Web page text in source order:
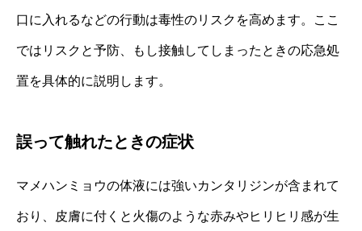
口に入れるなどの行動は毒性のリスクを高めます。ここ
ではリスクと予防、もし接触してしまったときの応急処
置を具体的に説明します。
誤って触れたときの症状
マメハンミョウの体液には強いカンタリジンが含まれて
おり、皮膚に付くと火傷のような赤みやヒリヒリ感が生